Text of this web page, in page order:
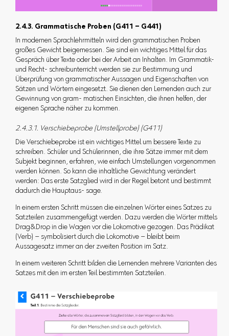
2.4.3. Grammatische Proben (G411 – G441)
In modernen Sprachlehrmitteln wird den grammatischen Proben
großes Gewicht beigemessen. Sie sind ein wichtiges Mittel für das
Gespräch über Texte oder bei der Arbeit an Inhalten. Im Grammatik-
und Recht- schreibunterricht werden sie zur Bestimmung und
Überprüfung von grammatischer Aussagen und Eigenschaften von
Sätzen und Wörtern eingesetzt. Sie dienen den Lernenden auch zur
Gewinnung von gram- matischen Einsichten, die ihnen helfen, der
eigenen Sprache näher zu kommen.
2.4.3.1. Verschiebeprobe (Umstellprobe) (G411)
Die Verschiebeprobe ist ein wichtiges Mittel um bessere Texte zu
schreiben. Schüler und Schülerinnen, die ihre Sätze immer mit dem
Subjekt beginnen, erfahren, wie einfach Umstellungen vorgenommen
werden können. So kann die inhaltliche Gewichtung verändert
werden: Das erste Satzglied wird in der Regel betont und bestimmt
dadurch die Hauptaus- sage.
In einem ersten Schritt müssen die einzelnen Wörter eines Satzes zu
Satzteilen zusammengefügt werden. Dazu werden die Wörter mittels
Drag&Drop in die Wagen vor die Lokomotive gezogen. Das Prädikat
(Verb) – symbolisiert durch die Lokomotive – bleibt beim
Aussagesatz immer an der zweiten Position im Satz.
In einem weiteren Schritt bilden die Lernenden mehrere Varianten des
Satzes mit den im ersten Teil bestimmten Satzteilen.